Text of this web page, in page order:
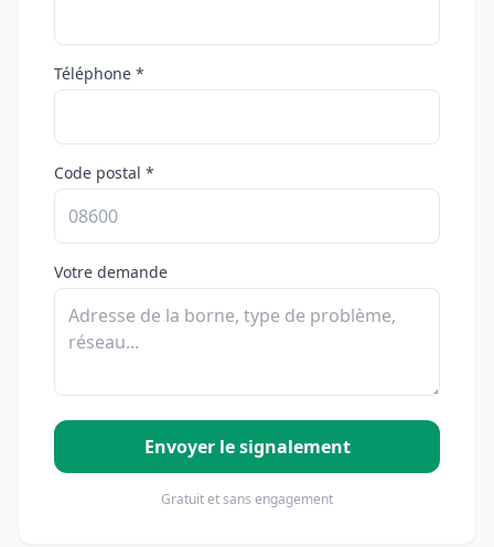
Téléphone *
Code postal *
Votre demande
Envoyer le signalement
Gratuit et sans engagement